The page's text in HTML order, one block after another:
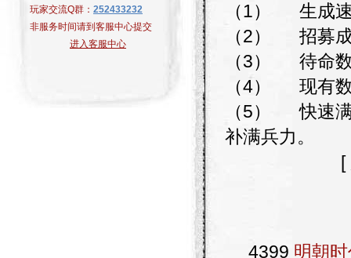
玩家交流Q群： 252433232
非服务时间请到客服中心提交
进入客服中心
（1）
生成
（2）
招募
（3）
待命
（4）
现有
（5）快速
补满兵力。
[
4399 明朝